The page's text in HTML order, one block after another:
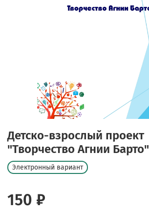
Детско-взрослый проект
"Творчество Агнии Барто"
Электронный вариант
150 ₽